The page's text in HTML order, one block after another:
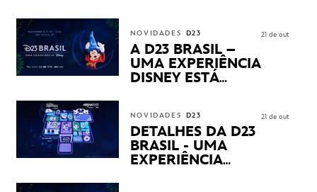
APRESENTAÇÕES E
PRODUTOS EXCLUSIVOS
NO TRANSAMÉRICA EXPO
CENTER EM SÃO PAULO
NOVIDADES D23
A D23 BRASIL –
UMA EXPERIÊNCIA
DISNEY ESTÁ
21 de out
NOVIDADES D23
DETALHES DA D23
BRASIL - UMA
EXPERIÊNCIA
21 de out